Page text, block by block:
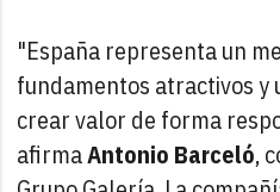
"España representa un
fundamentos atractivos y
crear valor de forma
afirmaAntonio Barceló,